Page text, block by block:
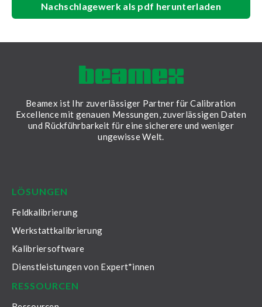
Nachschlagewerk als pdf herunterladen
Beamex ist Ihr zuverlässiger Partner für Calibration
Excellence mit genauen Messungen, zuverlässigen Daten
und Rückführbarkeit für eine sicherere und weniger
ungewisse Welt.
LÖSUNGEN
Feldkalibrierung
Werkstattkalibrierung
Kalibriersoftware
Dienstleistungen von Expert*innen
RESSOURCEN